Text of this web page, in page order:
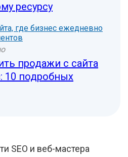
ресурсу
где бизнес ежедневно
продажи с сайта
10 подробных
SEO и веб-мастера